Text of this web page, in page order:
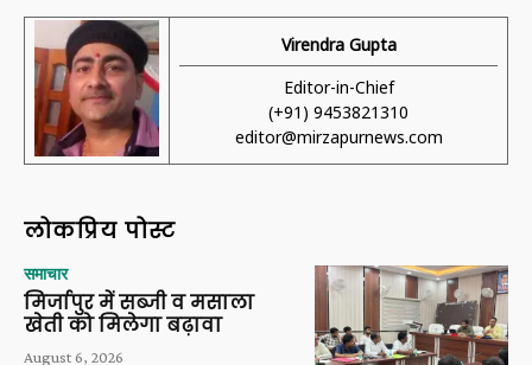
Virendra Gupta
Editor-in-Chief
(+91) 9453821310
editor@mirzapurnews.com
लोकप्रिय पोस्ट
समाचार
मिर्जापुर में सब्जी व मसाला
खेती को मिलेगा बढ़ावा
August 6, 2026